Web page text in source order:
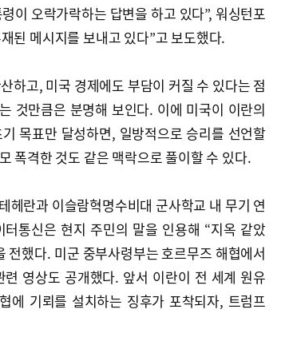
이 오락가락하는 답변을 하고 있다”, 워싱턴포
된 메시지를 보내고 있다”고 보도했다.
하고, 미국 경제에도 부담이 커질 수 있다는 점
것만큼은 분명해 보인다. 이에 미국이 이란의
목표만 달성하면, 일방적으로 승리를 선언할
폭격한 것도 같은 맥락으로 풀이할 수 있다.
헤란과 이슬람혁명수비대 군사학교 내 무기 연
통신은 현지 주민의 말을 인용해 “지옥 같았
전했다. 미군 중부사령부는 호르무즈 해협에서
영상도 공개했다. 앞서 이란이 전 세계 원유
에 기뢰를 설치하는 징후가 포착되자, 트럼프